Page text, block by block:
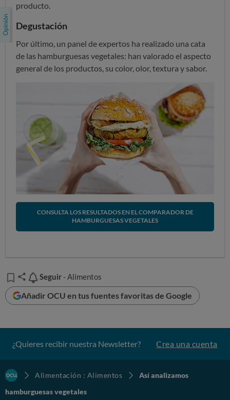
producto.
Degustación
Por último, un panel de expertos ha realizado una cata
de las hamburguesas vegetales: han valorado el aspecto
general de los productos, su color, olor, textura y sabor.
CONSULTA LOS RESULTADOS EN EL COMPARADOR DE
HAMBURGUESAS VEGETALES
Seguir
Seguir - Alimentos
Añadir OCU en tus fuentes favoritas de Google
¿Quieres recibir nuestra Newsletter? Crea una cuenta
Alimentación : Alimentos
Así analizamos
hamburguesas vegetales